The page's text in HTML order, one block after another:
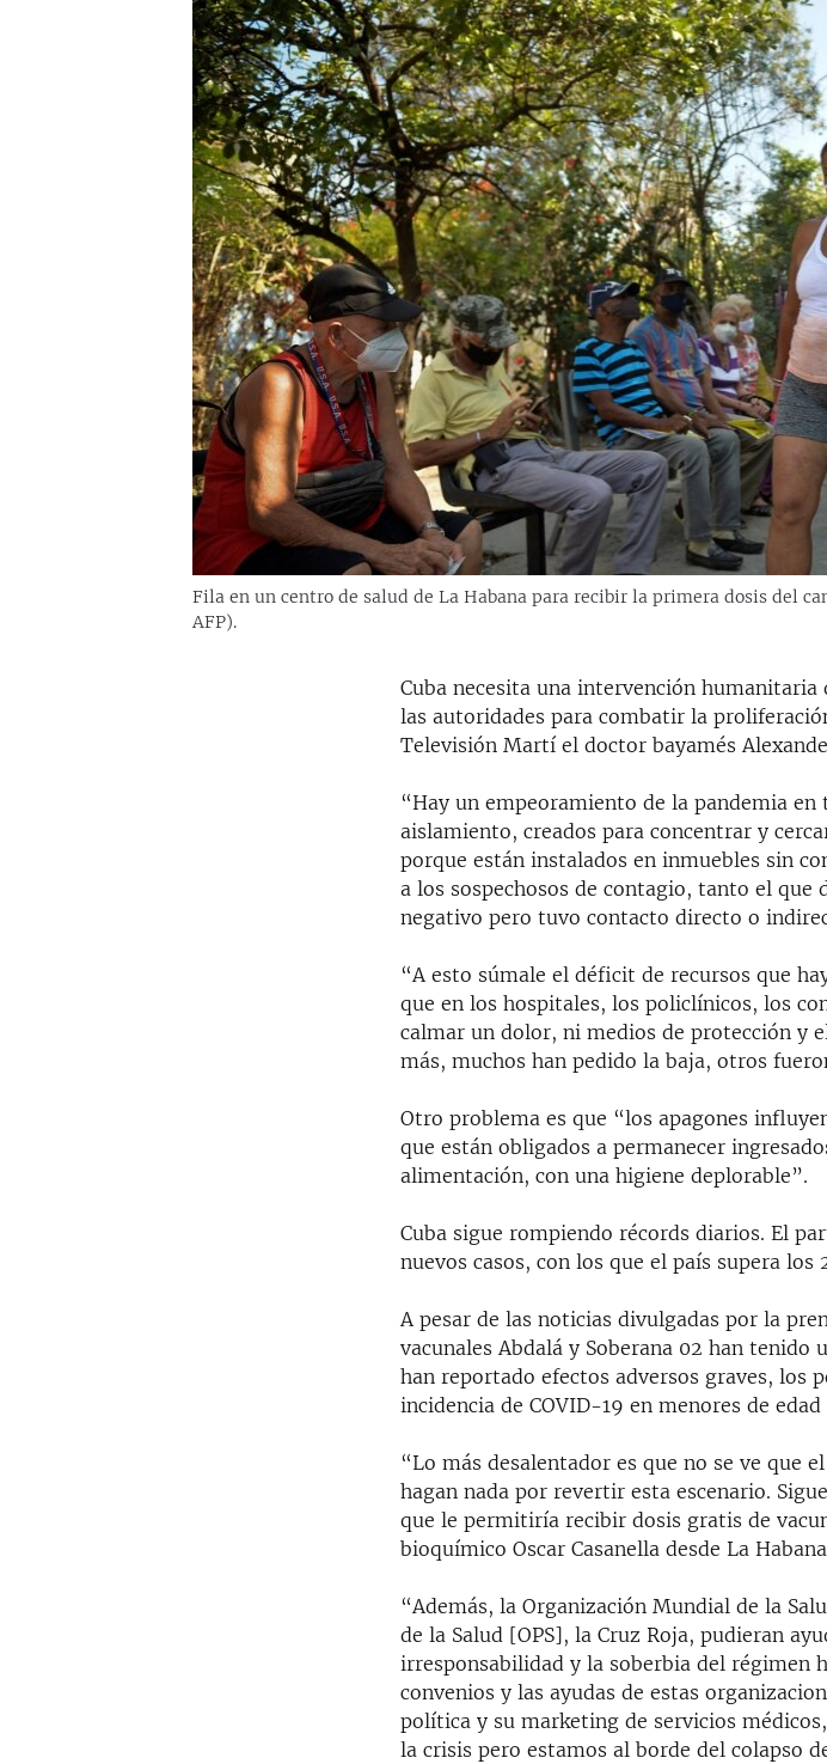
LA REALIDAD DE LA VIVIENDA EN
SER VIEJO EN CUBA
LOS SANTOS DE HIALEAH
DESINFORMACIÓN RUSA EN
LA INVASIÓN DE RUSIA A UCRANIA
Fila en un centro de salud de La Habana para recibir la primera dosis del
AFP).
Cuba necesita una intervención humanitaria
las autoridades para combatir la
Televisión Martí el doctor bayamés
“Hay un empeoramiento de la pandemia en
aislamiento, creados para concentrar y
porque están instalados en inmuebles sin
a los sospechosos de contagio, tanto el
negativo pero tuvo contacto directo o
“A esto súmale el déficit de recursos que
que en los hospitales, los policlínicos, los
calmar un dolor, ni medios de protección y
más, muchos han pedido la baja, otros
Otro problema es que “los apagones
que están obligados a permanecer
alimentación, con una higiene deplorable”.
Cuba sigue rompiendo récords diarios. El
nuevos casos, con los que el país supera los
A pesar de las noticias divulgadas por la
vacunales Abdalá y Soberana 02 han tenido
han reportado efectos adversos graves, los
incidencia de COVID-19 en menores de
“Lo más desalentador es que no se ve que
hagan nada por revertir esta escenario.
que le permitiría recibir dosis gratis de
bioquímico Oscar Casanella desde La
“Además, la Organización Mundial de la
de la Salud [OPS], la Cruz Roja, pudieran
irresponsabilidad y la soberbia del régimen
convenios y las ayudas de estas
política y su marketing de servicios
la crisis pero estamos al borde del colapso